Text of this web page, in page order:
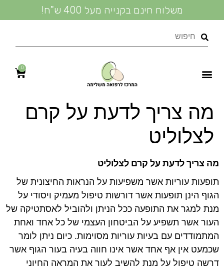
משלוח חינם בקנייה מעל 400 ש"ח!
0
מה צריך לדעת על קרם
לצלוליט
מה צריך לדעת על קרם לצלוליט
תופעות עוריות אשר משפיעות על הנראות החיצונית של
הגוף הינן תופעות אשר דורשות טיפול מעמיק ויסודי על
מנת למגר את התופעה ככל הניתן ולהוביל לאסתטיקה של
העור אשר תשפיע על הביטחון העצמי של כל אחד ואחת
המתמודדים עם בעיות עוריות מסוימות. כיום ניתן לומר
שכמעט אין אף אחד אשר אינו חווה בעיה בעור הגוף אשר
דרשה טיפול על מנת להשיב לעור את המראה החיוני